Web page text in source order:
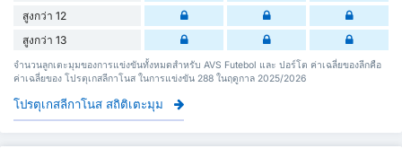
สูงกว่า 12
สูงกว่า 13
จำนวนลูกเตะมุมของการแข่งขันทั้งหมดสำหรับ AVS Futebol และ ปอร์โต ค่าเฉลี่ยของลีกคือ
ค่าเฉลี่ยของ โปรตุเกสลีกาโนส ในการแข่งขัน 288 ในฤดูกาล 2025/2026
โปรตุเกสลีกาโนส สถิติเตะมุม